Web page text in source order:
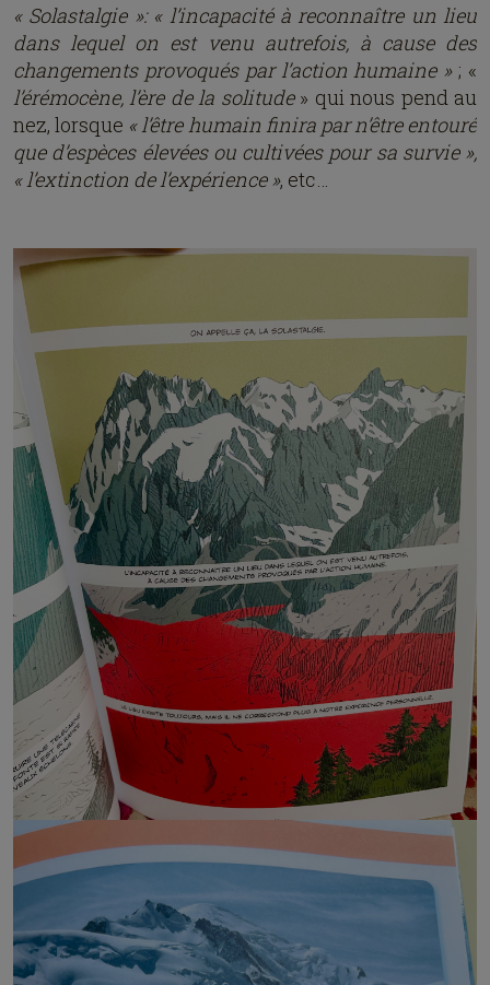
« Solastalgie »: « l’incapacité à reconnaître un lieu
dans lequel on est venu autrefois, à cause des
changements provoqués par l’action humaine »; «
l’érémocène, l’ère de la solitude» qui nous pend au
nez, lorsque « l’être humain finira par n’être entouré
que d’espèces élevées ou cultivées pour sa survie »,
« l’extinction de l’expérience », etc…